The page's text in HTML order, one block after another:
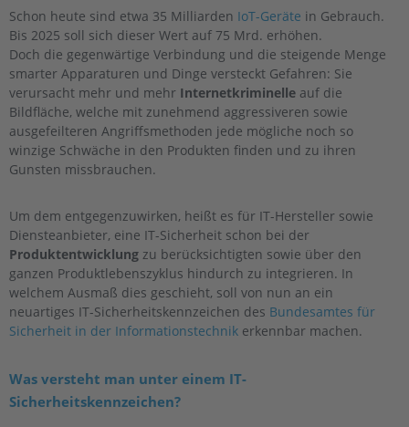
Schon heute sind etwa 35 Milliarden IoT-Geräte in Gebrauch.
Bis 2025 soll sich dieser Wert auf 75 Mrd. erhöhen.
Doch die gegenwärtige Verbindung und die steigende Menge
smarter Apparaturen und Dinge versteckt Gefahren: Sie
verursacht mehr und mehr Internetkriminelle auf die
Bildfläche, welche mit zunehmend aggressiveren sowie
ausgefeilteren Angriffsmethoden jede mögliche noch so
winzige Schwäche in den Produkten finden und zu ihren
Gunsten missbrauchen.
Um dem entgegenzuwirken, heißt es für IT-Hersteller sowie
Diensteanbieter, eine IT-Sicherheit schon bei der
Produktentwicklung zu berücksichtigten sowie über den
ganzen Produktlebenszyklus hindurch zu integrieren. In
welchem Ausmaß dies geschieht, soll von nun an ein
neuartiges IT-Sicherheitskennzeichen des Bundesamtes für
Sicherheit in der Informationstechnik erkennbar machen.
Was versteht man unter einem IT-
Sicherheitskennzeichen?